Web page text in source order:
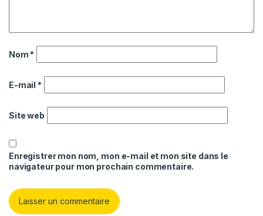
Nom *
E-mail *
Site web
Enregistrer mon nom, mon e-mail et mon site dans le
navigateur pour mon prochain commentaire.